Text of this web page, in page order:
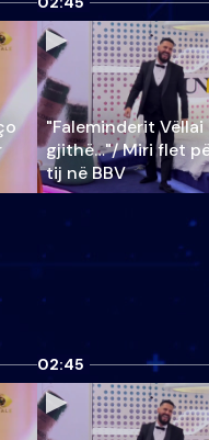
"Faleminderit
gjithë…"/ Miri flet
tij në BBV
02:45